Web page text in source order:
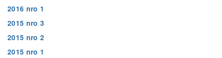
2016 nro 1
2015 nro 3
2015 nro 2
2015 nro 1